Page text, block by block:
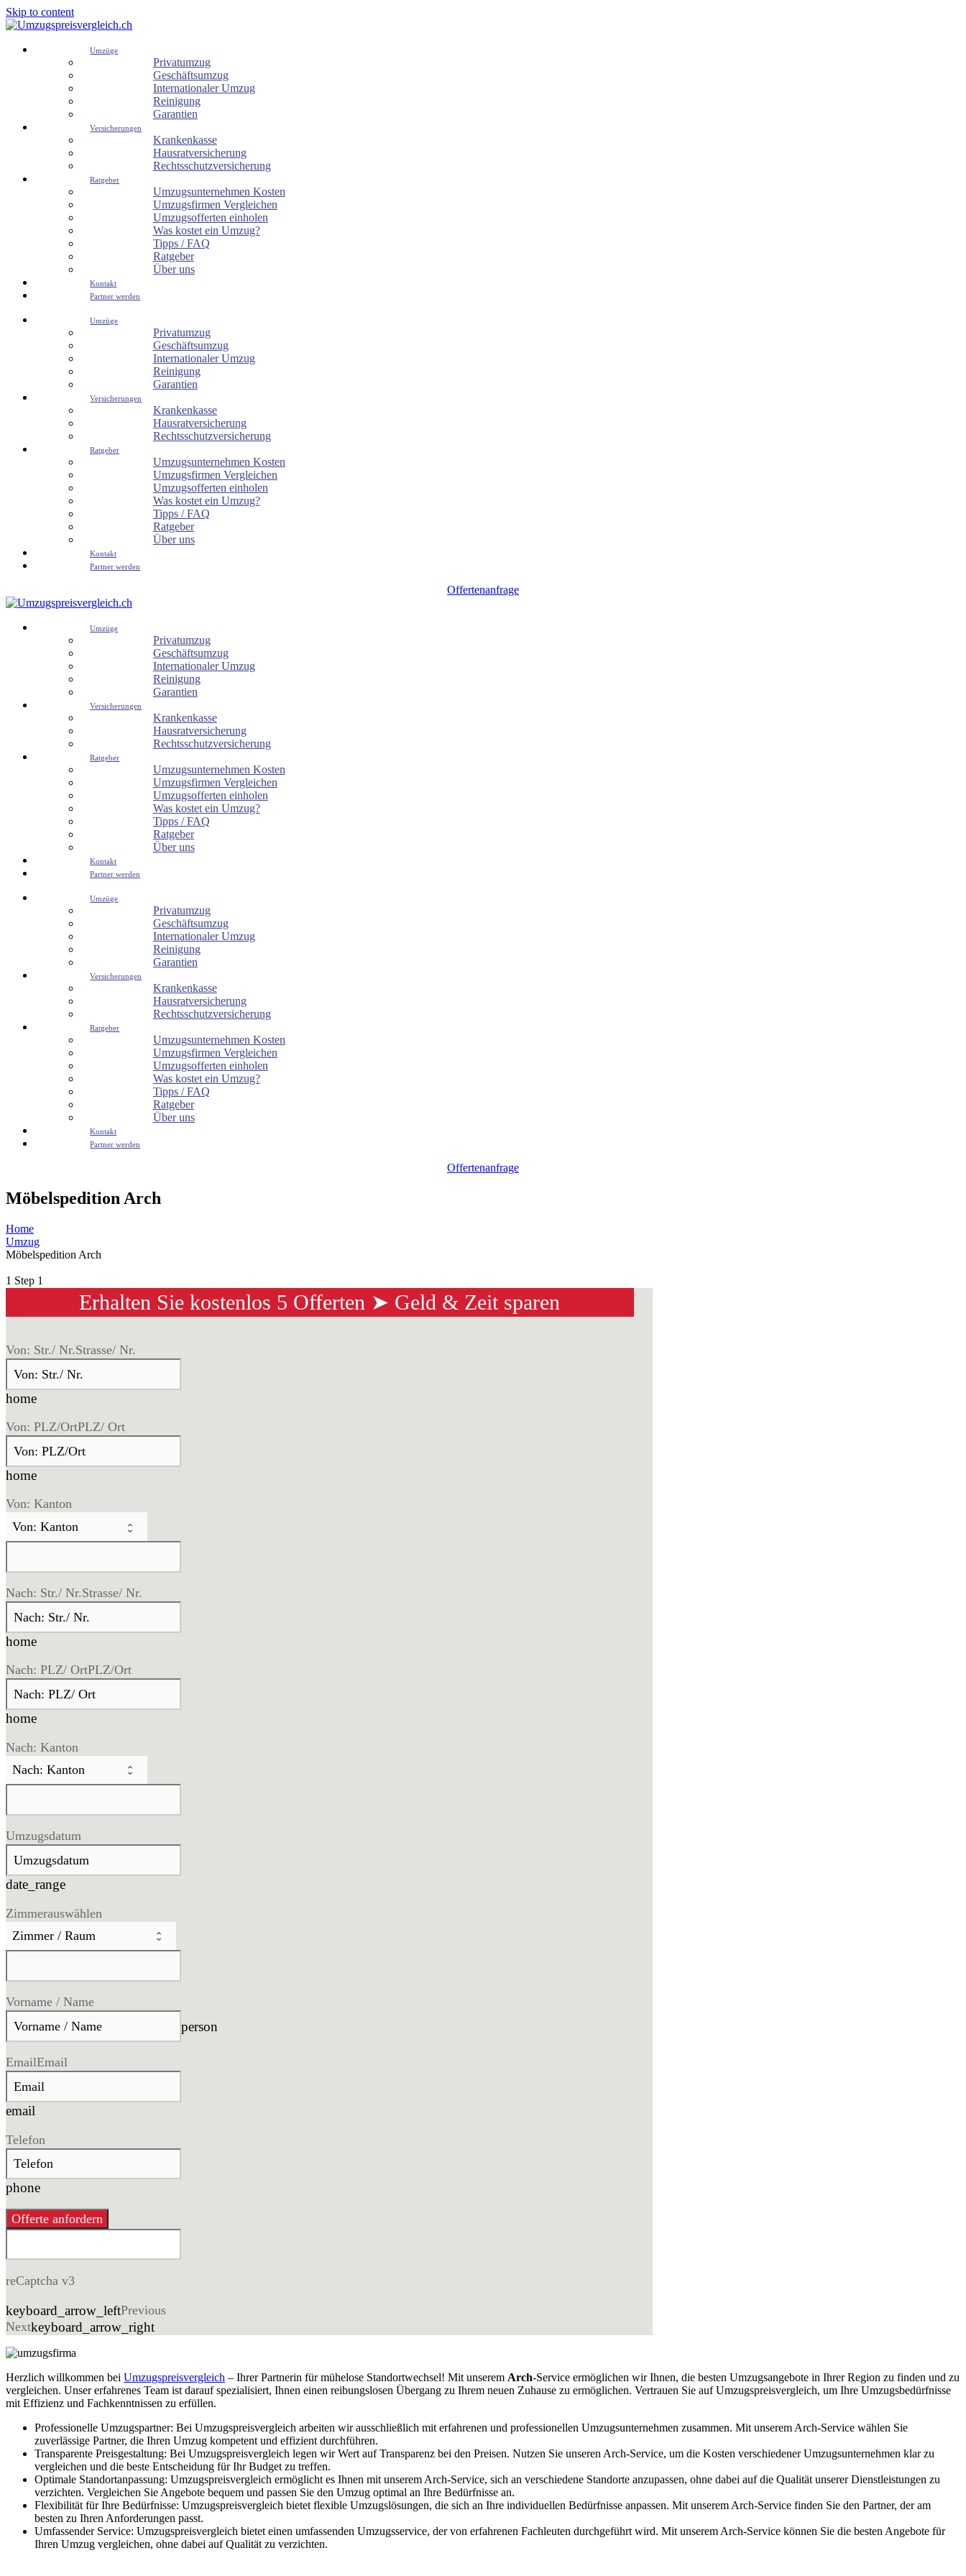
Skip to content
Umzüge
Privatumzug
Geschäftsumzug
Internationaler Umzug
Reinigung
Garantien
Versicherungen
Krankenkasse
Hausratversicherung
Rechtsschutzversicherung
Ratgeber
Umzugsunternehmen Kosten
Umzugsfirmen Vergleichen
Umzugsofferten einholen
Was kostet ein Umzug?
Tipps / FAQ
Ratgeber
Über uns
Kontakt
Partner werden
Umzüge
Privatumzug
Geschäftsumzug
Internationaler Umzug
Reinigung
Garantien
Versicherungen
Krankenkasse
Hausratversicherung
Rechtsschutzversicherung
Ratgeber
Umzugsunternehmen Kosten
Umzugsfirmen Vergleichen
Umzugsofferten einholen
Was kostet ein Umzug?
Tipps / FAQ
Ratgeber
Über uns
Kontakt
Partner werden
Offertenanfrage
Umzüge
Privatumzug
Geschäftsumzug
Internationaler Umzug
Reinigung
Garantien
Versicherungen
Krankenkasse
Hausratversicherung
Rechtsschutzversicherung
Ratgeber
Umzugsunternehmen Kosten
Umzugsfirmen Vergleichen
Umzugsofferten einholen
Was kostet ein Umzug?
Tipps / FAQ
Ratgeber
Über uns
Kontakt
Partner werden
Umzüge
Privatumzug
Geschäftsumzug
Internationaler Umzug
Reinigung
Garantien
Versicherungen
Krankenkasse
Hausratversicherung
Rechtsschutzversicherung
Ratgeber
Umzugsunternehmen Kosten
Umzugsfirmen Vergleichen
Umzugsofferten einholen
Was kostet ein Umzug?
Tipps / FAQ
Ratgeber
Über uns
Kontakt
Partner werden
Offertenanfrage
Möbelspedition Arch
Home
Umzug
Möbelspedition Arch
1 Step 1
Erhalten Sie kostenlos 5 Offerten ➤ Geld & Zeit sparen
Von: Str./ Nr.Strasse/ Nr.
home
Von: PLZ/OrtPLZ/ Ort
home
Von: Kanton
Nach: Str./ Nr.Strasse/ Nr.
home
Nach: PLZ/ OrtPLZ/Ort
home
Nach: Kanton
Umzugsdatum
date_range
Zimmerauswählen
Vorname / Name
person
EmailEmail
email
Telefon
phone
Offerte anfordern
reCaptcha v3
keyboard_arrow_leftPrevious
Nextkeyboard_arrow_right
Herzlich willkommen bei Umzugspreisvergleich – Ihrer Partnerin für mühelose Standortwechsel! Mit unserem Arch-Service ermöglichen wir Ihnen, die besten Umzugsangebote in Ihrer Region zu finden und zu
vergleichen. Unser erfahrenes Team ist darauf spezialisiert, Ihnen einen reibungslosen Übergang zu Ihrem neuen Zuhause zu ermöglichen. Vertrauen Sie auf Umzugspreisvergleich, um Ihre Umzugsbedürfnisse
mit Effizienz und Fachkenntnissen zu erfüllen.
Professionelle Umzugspartner: Bei Umzugspreisvergleich arbeiten wir ausschließlich mit erfahrenen und professionellen Umzugsunternehmen zusammen. Mit unserem Arch-Service wählen Sie
zuverlässige Partner, die Ihren Umzug kompetent und effizient durchführen.
Transparente Preisgestaltung: Bei Umzugspreisvergleich legen wir Wert auf Transparenz bei den Preisen. Nutzen Sie unseren Arch-Service, um die Kosten verschiedener Umzugsunternehmen klar zu
vergleichen und die beste Entscheidung für Ihr Budget zu treffen.
Optimale Standortanpassung: Umzugspreisvergleich ermöglicht es Ihnen mit unserem Arch-Service, sich an verschiedene Standorte anzupassen, ohne dabei auf die Qualität unserer Dienstleistungen zu
verzichten. Vergleichen Sie Angebote bequem und passen Sie den Umzug optimal an Ihre Bedürfnisse an.
Flexibilität für Ihre Bedürfnisse: Umzugspreisvergleich bietet flexible Umzugslösungen, die sich an Ihre individuellen Bedürfnisse anpassen. Mit unserem Arch-Service finden Sie den Partner, der am
besten zu Ihren Anforderungen passt.
Umfassender Service: Umzugspreisvergleich bietet einen umfassenden Umzugsservice, der von erfahrenen Fachleuten durchgeführt wird. Mit unserem Arch-Service können Sie die besten Angebote für
Ihren Umzug vergleichen, ohne dabei auf Qualität zu verzichten.